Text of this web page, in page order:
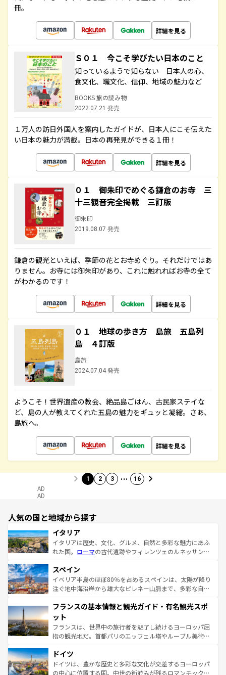
冊。
詳細を見る
Ｓ０１ 今こそ学びたい日本のこと
知っているようで知らない 日本人の心、
食文化、職文化、信仰、地域の魅力など
BOOKS 旅の読み物
2022.07.21 発売
１万人の訪日外国人を案内したガイドが、日本人にこそ伝えた
い日本の魅力が満載。日本の再発見ができる１冊！
詳細を見る
０１ 御朱印でめぐる鎌倉のお寺 三
十三観音完全掲載 三訂版
御朱印
2019.08.07 発売
鎌倉の観光といえば、季節の花とお寺めぐり。それだけではあ
りません。お寺には御朱印があり、これに触れればお寺の全て
がわかるのです！
詳細を見る
０１ 地球の歩き方 島旅 五島列
島 ４訂版
島旅
2024.07.04 発売
ようこそ！世界遺産の教会、絶品島ごはん、古民家ステイな
ど、島の人が教えてくれた五島の魅力をギュッと凝縮。さあ、
島旅へ。
詳細を見る
1 2 3 … 16
AD
AD
人気の国と地域から探す
イタリア
イタリアは歴史、文化、グルメ、自然と多彩な魅力にあふ
れた国。 ローマの古代遺跡やフィレンツェのルネッサンス
ろん、トスカーナの美しい田園風景やアマルフィ海岸の絶
景など、自然景観も見逃せない。観光の合間には、本場の
ピザやパスタなど、絶品のイタリア料理を堪能することも
ませてくれるイタリアで、忘れられない旅をしてみよう！
なお、新着のイタリア情報は
しい。
スペイン
イベリア半島のほぼ80％を占めるスペインは、太陽が降り
注ぐ地中海沿岸から雄大なピレネー山脈まで、多彩な自然
文化が根付くこの国では、情熱的なフラメンコ、熱気あふ
れる闘牛、そして美味しいタパスが生活の一部となってい
る。首都マドリードの洗練された雰囲気や、バルセロナの
アートに溢れた街角から、地方では古代ローマ遺跡や中世
せる。地方によって風土や気候が異なるスペインはその個
性で訪れる人を魅了する。 なお、新着のスペイン情報は コ
ンテンツ一覧を参照してほしい。
フランスの基本情報と観光ガイド・有名観光スポ
ット
フランスは、世界中の旅行者を魅了し続けるヨーロッパ屈
指の観光地だ。首都パリのエッフェル塔やルーブル美術館
で、幅広い魅力が詰まっている。華麗な宮殿、歴史的な大
聖堂、美しいビーチ、そして豊かな自然が、訪れる者を心
から魅了する。また、フランスは美食の国としても知ら
ドイツ
ドイツは、豊かな歴史と多彩な文化が交差するヨーロッパ
の中心に位置する国。中世の街並みが残るロマンチック街